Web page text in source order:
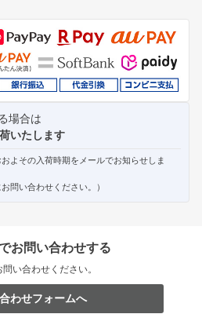
ジト
ップ
へ
場合は
いたします
よその入荷時期をメールでお知らせしま
問い合わせください。）
お問い合わせする
い合わせください。
わせフォームへ